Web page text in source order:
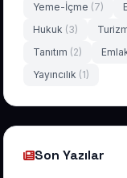
Yeme-İçme (7)
Hukuk (3)
Tanıtım (2)
Yayıncılık (1)
Son Yazılar